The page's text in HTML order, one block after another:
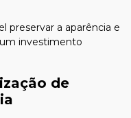
preservar a aparência e
investimento
de